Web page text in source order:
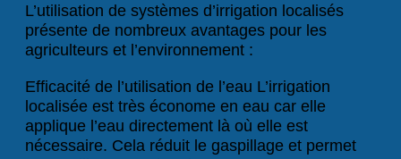
L’utilisation de systèmes d’irrigation localisés
présente de nombreux avantages pour les
agriculteurs et l’environnement :
Efficacité de l’utilisation de l’eau L’irrigation
localisée est très économe en eau car elle
applique l’eau directement là où elle est
nécessaire. Cela réduit le gaspillage et permet